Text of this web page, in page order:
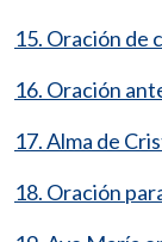
15. Oración de
16. Oración
17. Alma de
18. Oración